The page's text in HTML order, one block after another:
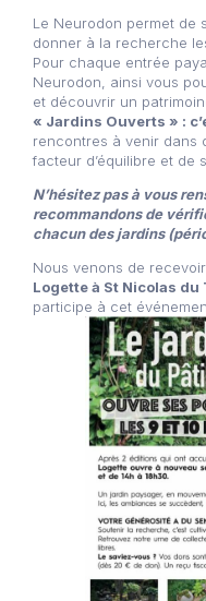
Le Neurodon permet de
donner à la recherche
Pour chaque entrée
Neurodon, ainsi vous
et découvrir un
« Jardins Ouverts » :
rencontres à venir dans
facteur d’équilibre et de
N’hésitez pas à vous
recommandons de
chacun des jardins
Nous venons de
Logette à St Nicolas du
participe à cet